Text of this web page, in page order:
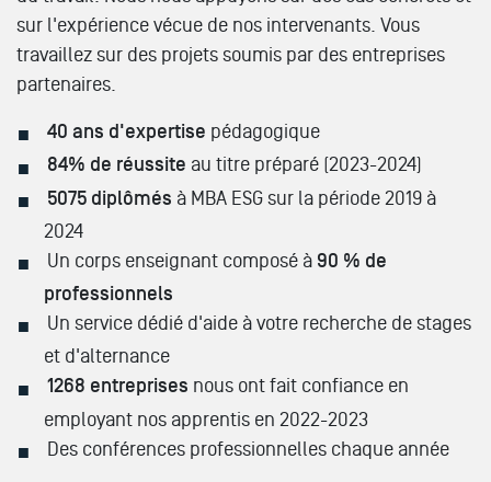
sur l'expérience vécue de nos intervenants. Vous
travaillez sur des projets soumis par des entreprises
partenaires.
40 ans d'expertise pédagogique
84% de réussite au titre préparé (2023-2024)
5075 diplômés à MBA ESG sur la période 2019 à
2024
Un corps enseignant composé à 90 % de
professionnels
Un service dédié d'aide à votre recherche de stages
et d'alternance
1268 entreprises nous ont fait confiance en
employant nos apprentis en 2022-2023
Des conférences professionnelles chaque année